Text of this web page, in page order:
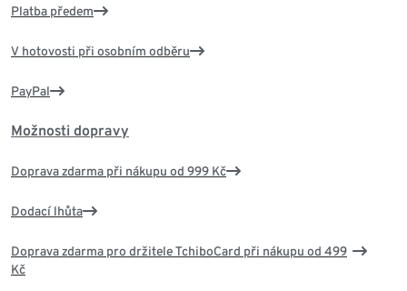
Platba předem
V hotovosti při osobním odběru
PayPal
Možnosti dopravy
Doprava zdarma při nákupu od 999 Kč
Dodací lhůta
Doprava zdarma pro držitele TchiboCard při nákupu od 499
Kč